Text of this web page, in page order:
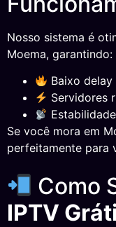
Nosso sistema é
Moema, garantindo:
Baixo
Servidores
Se você mora em
perfeitamente para
Como
IPTV